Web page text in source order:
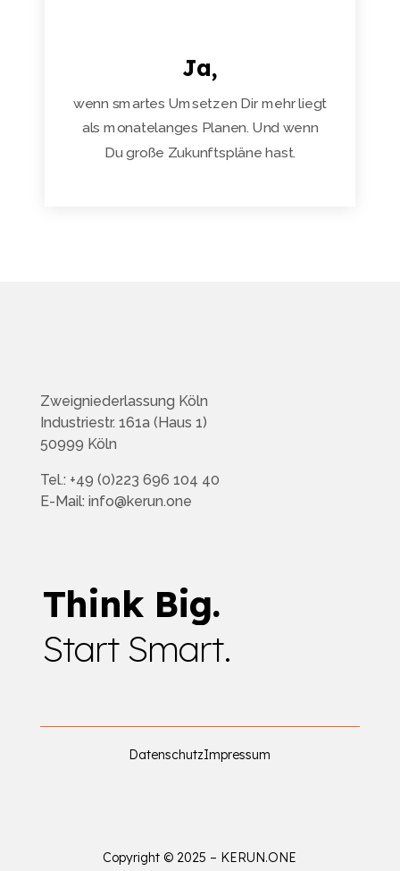
Ja,
wenn smartes Umsetzen Dir mehr liegt
als monatelanges Planen. Und wenn
Du große Zukunftspläne hast.
Zweigniederlassung Köln
Industriestr. 161a (Haus 1)
50999 Köln
Tel.: +49 (0)223 696 104 40
E-Mail: info@kerun.one
Think Big.
Start Smart.
DatenschutzImpressum
Copyright © 2025 – KERUN.ONE